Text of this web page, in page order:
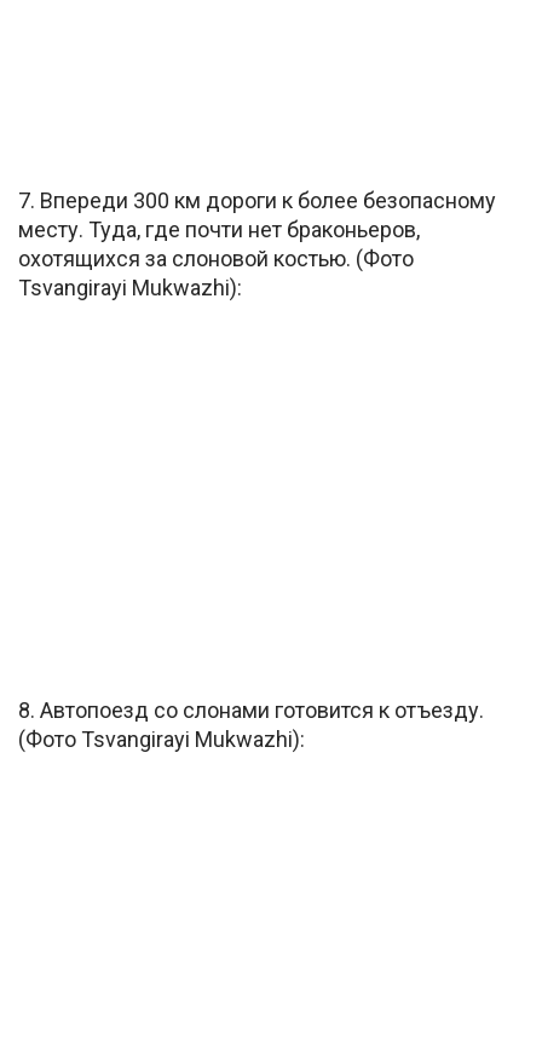
7. Впереди 300 км дороги к более безопасному
месту. Туда, где почти нет браконьеров,
охотящихся за слоновой костью. (Фото
Tsvangirayi Mukwazhi):
8. Автопоезд со слонами готовится к отъезду.
(Фото Tsvangirayi Mukwazhi):